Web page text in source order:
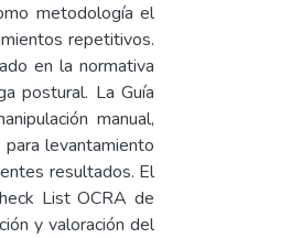
metodología el
repetitivos.
en la normativa
postural. La Guía
manual,
levantamiento
resultados. El
List OCRA de
y valoración del